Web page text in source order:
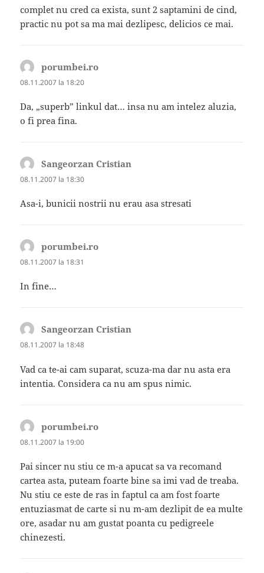
complet nu cred ca exista, sunt 2 saptamini de cind,
practic nu pot sa ma mai dezlipesc, delicios ce mai.
porumbei.ro
08.11.2007 la 18:20
Da, „superb” linkul dat… insa nu am intelez aluzia,
o fi prea fina.
Sangeorzan Cristian
08.11.2007 la 18:30
Asa-i, bunicii nostrii nu erau asa stresati
porumbei.ro
08.11.2007 la 18:31
In fine…
Sangeorzan Cristian
08.11.2007 la 18:48
Vad ca te-ai cam suparat, scuza-ma dar nu asta era
intentia. Considera ca nu am spus nimic.
porumbei.ro
08.11.2007 la 19:00
Pai sincer nu stiu ce m-a apucat sa va recomand
cartea asta, puteam foarte bine sa imi vad de treaba.
Nu stiu ce este de ras in faptul ca am fost foarte
entuziasmat de carte si nu m-am dezlipit de ea multe
ore, asadar nu am gustat poanta cu pedigreele
chinezesti.